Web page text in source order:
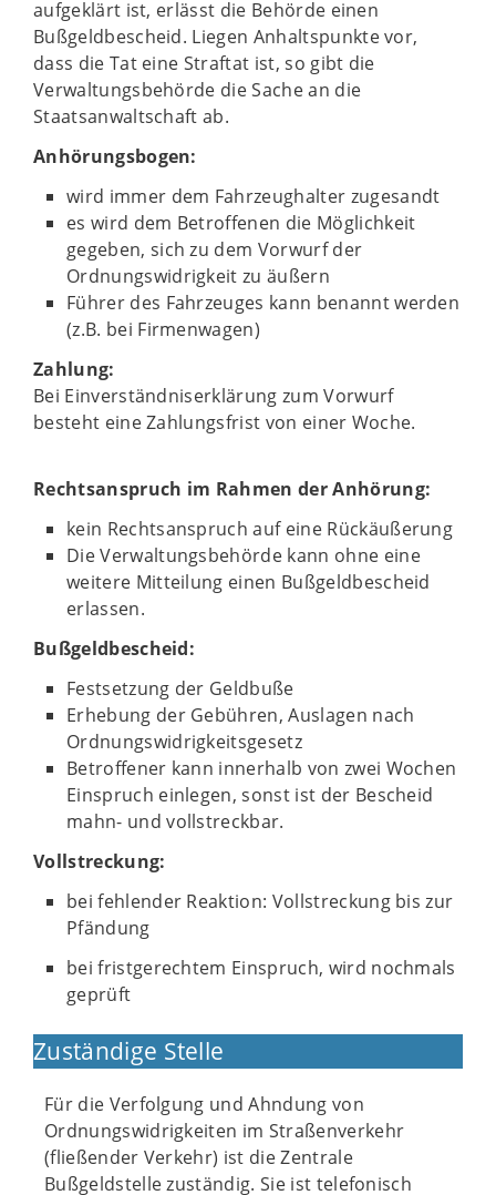
aufgeklärt ist, erlässt die Behörde einen
Bußgeldbescheid. Liegen Anhaltspunkte vor,
dass die Tat eine Straftat ist, so gibt die
Verwaltungsbehörde die Sache an die
Staatsanwaltschaft ab.
Anhörungsbogen:
wird immer dem Fahrzeughalter zugesandt
es wird dem Betroffenen die Möglichkeit
gegeben, sich zu dem Vorwurf der
Ordnungswidrigkeit zu äußern
Führer des Fahrzeuges kann benannt werden
(z.B. bei Firmenwagen)
Zahlung:
Bei Einverständniserklärung zum Vorwurf
besteht eine Zahlungsfrist von einer Woche.
Rechtsanspruch im Rahmen der Anhörung:
kein Rechtsanspruch auf eine Rückäußerung
Die Verwaltungsbehörde kann ohne eine
weitere Mitteilung einen Bußgeldbescheid
erlassen.
Bußgeldbescheid:
Festsetzung der Geldbuße
Erhebung der Gebühren, Auslagen nach
Ordnungswidrigkeitsgesetz
Betroffener kann innerhalb von zwei Wochen
Einspruch einlegen, sonst ist der Bescheid
mahn- und vollstreckbar.
Vollstreckung:
bei fehlender Reaktion: Vollstreckung bis zur
Pfändung
bei fristgerechtem Einspruch, wird nochmals
geprüft
Zuständige Stelle
Für die Verfolgung und Ahndung von
Ordnungswidrigkeiten im Straßenverkehr
(fließender Verkehr) ist die Zentrale
Bußgeldstelle zuständig. Sie ist telefonisch